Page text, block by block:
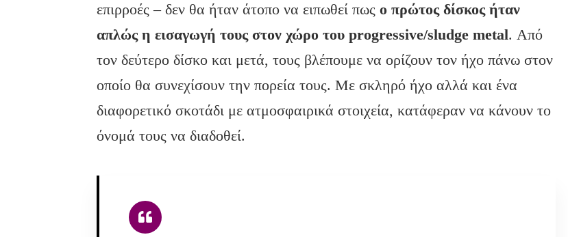
επιρροές – δεν θα ήταν άτοπο να ειπωθεί πωςο πρώτος δίσκος ήταν
απλώς η εισαγωγή τους στον χώρο τουprogressive/sludge metal. Από
τον δεύτερο δίσκο και μετά, τους βλέπουμε να ορίζουν τον ήχο πάνω στον
οποίο θα συνεχίσουν την πορεία τους. Με σκληρό ήχο αλλά και ένα
διαφορετικό σκοτάδι με ατμοσφαιρικά στοιχεία, κατάφεραν να κάνουν το
όνομά τους να διαδοθεί.